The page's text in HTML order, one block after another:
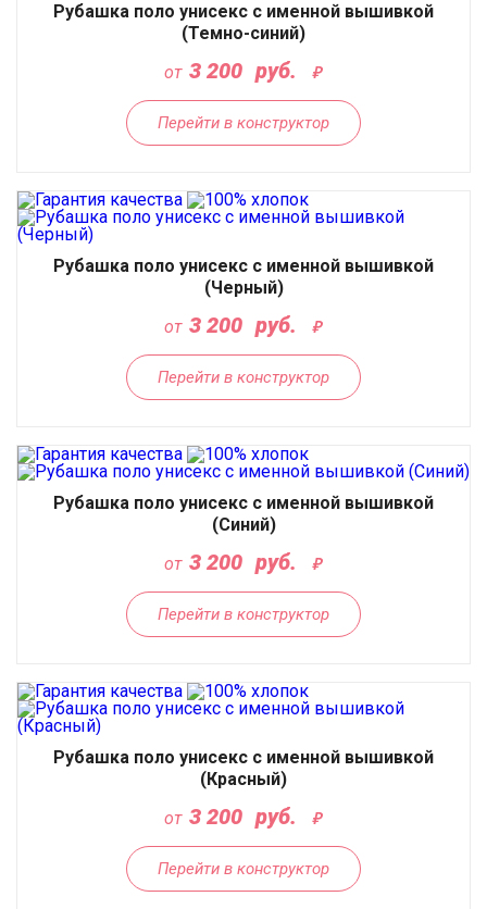
Рубашка поло унисекс с именной вышивкой
(Темно-синий)
от 3 200 руб.
Перейти в конструктор
Рубашка поло унисекс с именной вышивкой
(Черный)
от 3 200 руб.
Перейти в конструктор
Рубашка поло унисекс с именной вышивкой
(Синий)
от 3 200 руб.
Перейти в конструктор
Рубашка поло унисекс с именной вышивкой
(Красный)
от 3 200 руб.
Перейти в конструктор